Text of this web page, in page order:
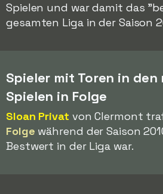
Spielen und war damit das
gesamten Liga in der Saison
Spieler mit Toren in den
Spielen in Folge
Sloan Privat von Clermont
Folge während der Saison
Bestwert in der Liga war.